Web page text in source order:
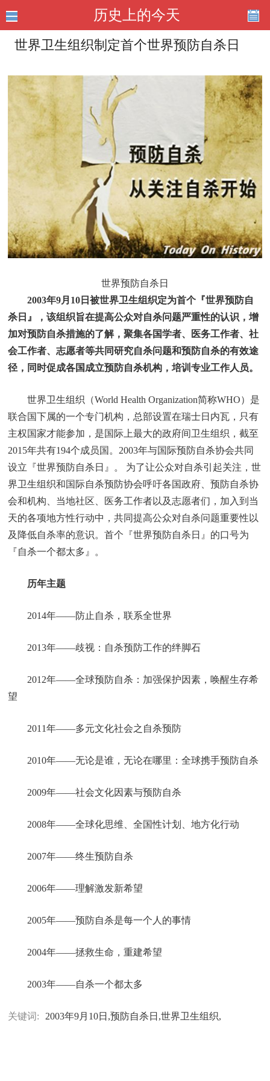
历史上的今天
世界卫生组织制定首个世界预防自杀日
世界预防自杀日
2003年9月10日被世界卫生组织定为首个『世界预防自
杀日』，该组织旨在提高公众对自杀问题严重性的认识，增
加对预防自杀措施的了解，聚集各国学者、医务工作者、社
会工作者、志愿者等共同研究自杀问题和预防自杀的有效途
径，同时促成各国成立预防自杀机构，培训专业工作人员。
世界卫生组织（World Health Organization简称WHO）是
联合国下属的一个专门机构，总部设置在瑞士日内瓦，只有
主权国家才能参加，是国际上最大的政府间卫生组织，截至
2015年共有194个成员国。2003年与国际预防自杀协会共同
设立『世界预防自杀日』。 为了让公众对自杀引起关注，世
界卫生组织和国际自杀预防协会呼吁各国政府、预防自杀协
会和机构、当地社区、医务工作者以及志愿者们，加入到当
天的各项地方性行动中，共同提高公众对自杀问题重要性以
及降低自杀率的意识。首个『世界预防自杀日』的口号为
『自杀一个都太多』。
历年主题
2014年——防止自杀，联系全世界
2013年——歧视：自杀预防工作的绊脚石
2012年——全球预防自杀：加强保护因素，唤醒生存希
望
2011年——多元文化社会之自杀预防
2010年——无论是谁，无论在哪里：全球携手预防自杀
2009年——社会文化因素与预防自杀
2008年——全球化思维、全国性计划、地方化行动
2007年——终生预防自杀
2006年——理解激发新希望
2005年——预防自杀是每一个人的事情
2004年——拯救生命，重建希望
2003年——自杀一个都太多
关键词: 2003年9月10日,预防自杀日,世界卫生组织,